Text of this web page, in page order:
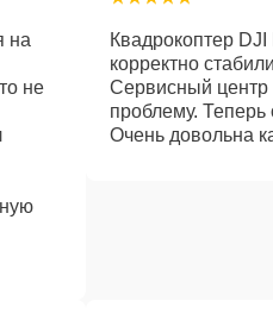
на
не
Квадрокоптер
корректно
Сервисный центр
проблему. Теперь
Очень довольна